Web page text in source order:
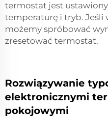
termostat jest ustawiony
temperaturę i tryb. Jeśli
możemy spróbować
zresetować termostat.
Rozwiązywanie
elektronicznymi
pokojowymi